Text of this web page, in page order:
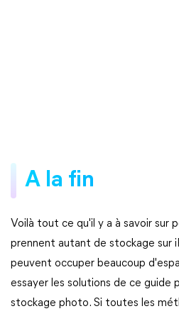
A la fin
Voilà tout ce qu'il y a à savoir sur
prennent autant de stockage sur
peuvent occuper beaucoup
essayer les solutions de ce guide
stockage photo. Si toutes les